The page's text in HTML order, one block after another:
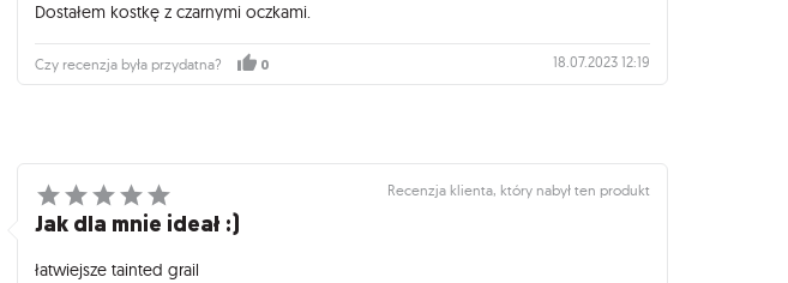
Dostałem kostkę z czarnymi oczkami.
Czy recenzja była przydatna? 0 18.07.2023 12:19
Recenzja klienta, który nabył ten produkt
Jak dla mnie ideał :)
łatwiejsze tainted grail